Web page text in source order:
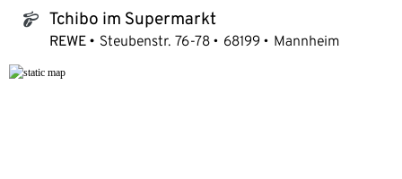
tchibo_logo Tchibo im Supermarkt
REWE Steubenstr. 76-78 68199 Mannheim